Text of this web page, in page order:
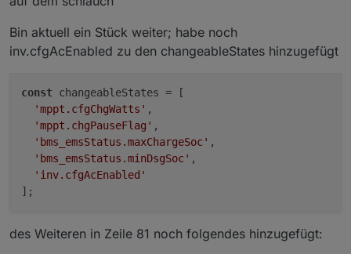
Bin aktuell ein Stück weiter; habe noch
inv.cfgAcEnabled zu den changeableStates hinzugefügt
const changeableStates = [
'mppt.cfgChgWatts' ,
'mppt.chgPauseFlag' ,
'bms_emsStatus.maxChargeSoc' ,
'bms_emsStatus.minDsgSoc' ,
'inv.cfgAcEnabled'
des Weiteren in Zeile 81 noch folgendes hinzugefügt: